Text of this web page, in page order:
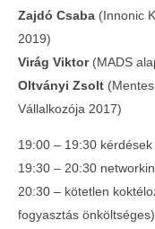
Egyedi
Zajdó Csaba (Innonic
2019)
Virág Viktor(MADS
Oltványi Zsolt
Vállalkozója 2017)
19:00 – 19:30 kérdések
19:30 – 20:30
20:30 – kötetlen
fogyasztás önköltséges)